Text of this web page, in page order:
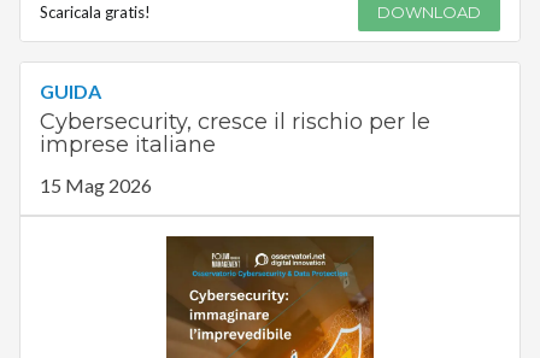
Scaricala gratis! DOWNLOAD
GUIDA
Cybersecurity, cresce il rischio per le
imprese italiane
15 Mag 2026